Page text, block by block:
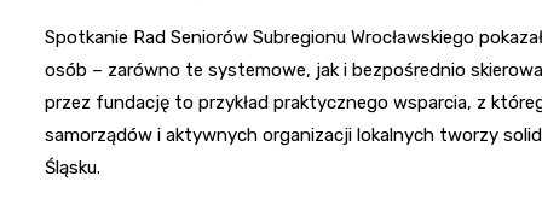
Spotkanie Rad Seniorów Subregionu Wrocławskiego
osób – zarówno te systemowe, jak i bezpośrednio
przez fundację to przykład praktycznego wsparcia, z
samorządów i aktywnych organizacji lokalnych tworzy
Śląsku.